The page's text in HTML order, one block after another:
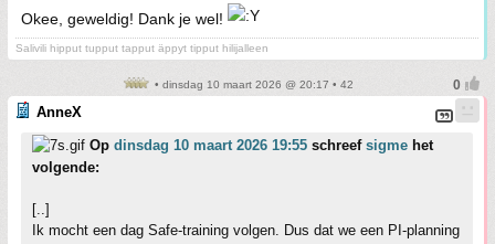
Okee, geweldig! Dank je wel!
Salivili hipput tupput tapput äppyt tipput hilijalleen
• dinsdag 10 maart 2026 @ 20:17 • 42
AnneX
Op dinsdag 10 maart 2026 19:55 schreef sigme het
volgende:
[..]
Ik mocht een dag Safe-training volgen. Dus dat we een PI-planning